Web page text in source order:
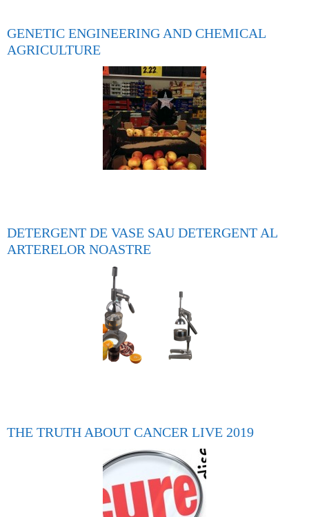
GENETIC ENGINEERING AND CHEMICAL
AGRICULTURE
DETERGENT DE VASE SAU DETERGENT AL
ARTERELOR NOASTRE
THE TRUTH ABOUT CANCER LIVE 2019